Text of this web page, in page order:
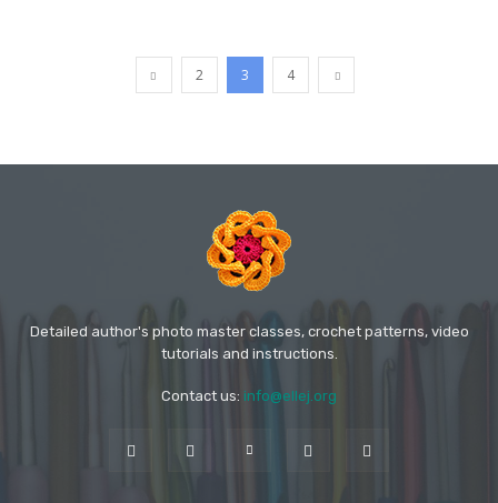
2 3 4
Detailed author's photo master classes, crochet patterns, video
tutorials and instructions.
Contact us: info@ellej.org